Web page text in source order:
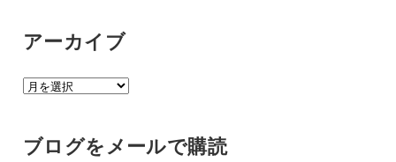
アーカイブ
ア
イ
ブログをメールで購読